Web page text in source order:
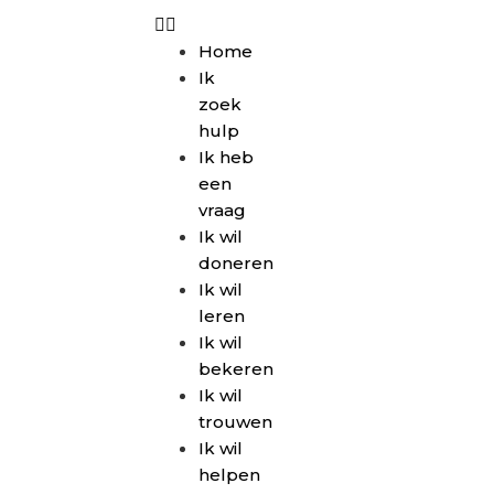
Home
Ik
zoek
hulp
Ik heb
een
vraag
Ik wil
doneren
Ik wil
leren
Ik wil
bekeren
Ik wil
trouwen
Ik wil
helpen